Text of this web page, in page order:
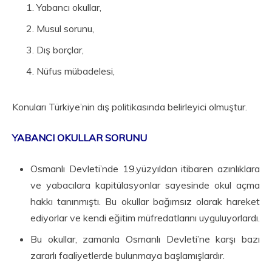
Yabancı okullar,
Musul sorunu,
Dış borçlar,
Nüfus mübadelesi,
Konuları Türkiye’nin dış politikasında belirleyici olmuştur.
YABANCI OKULLAR SORUNU
Osmanlı Devleti’nde 19.yüzyıldan itibaren azınlıklara
ve yabacılara kapitülasyonlar sayesinde okul açma
hakkı tanınmıştı. Bu okullar bağımsız olarak hareket
ediyorlar ve kendi eğitim müfredatlarını uyguluyorlardı.
Bu okullar, zamanla Osmanlı Devleti’ne karşı bazı
zararlı faaliyetlerde bulunmaya başlamışlardır.